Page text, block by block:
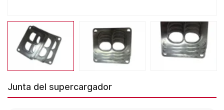
Junta del supercargador